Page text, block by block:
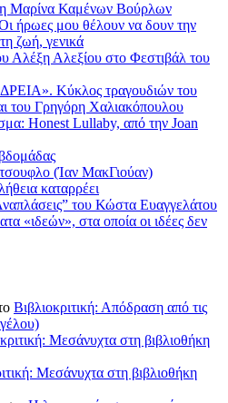
Μαρίνα Καμένων Βούρλων
ήρωες μου θέλουν να δουν την
ζωή, γενικά
Αλέξη Αλεξίου στο Φεστιβάλ του
Κύκλος τραγουδιών του
του Γρηγόρη Χαλιακόπουλου
Honest Lullaby, από την Joan
(Ίαν ΜακΓιούαν)
καταρρέει
του Κώστα Ευαγγελάτου
«ιδεών», στα οποία οι ιδέες δεν
Βιβλιοκριτική: Απόδραση από τις
Μεσάνυχτα στη βιβλιοθήκη
Μεσάνυχτα στη βιβλιοθήκη